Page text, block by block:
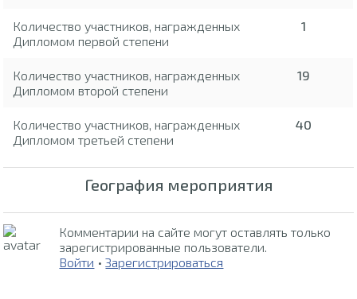
Количество участников, награжденных
Дипломом первой степени
1
Количество участников, награжденных
Дипломом второй степени
19
Количество участников, награжденных
Дипломом третьей степени
40
География мероприятия
Комментарии на сайте могут оставлять только
зарегистрированные пользователи.
Войти •Зарегистрироваться